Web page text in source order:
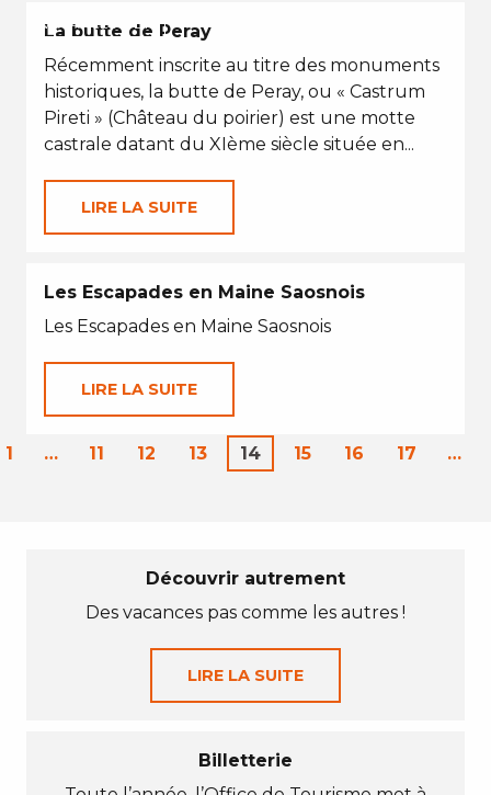
VACANCES D'ÉTÉ
La butte de Peray
Récemment inscrite au titre des monuments
historiques, la butte de Peray, ou « Castrum
Pireti » (Château du poirier) est une motte
castrale datant du XIème siècle située en...
LIRE LA SUITE
Les Escapades en Maine Saosnois
Les Escapades en Maine Saosnois
LIRE LA SUITE
1 … 11 12 13 14 15 16 17 …
Découvrir autrement
Des vacances pas comme les autres !
LIRE LA SUITE
Billetterie